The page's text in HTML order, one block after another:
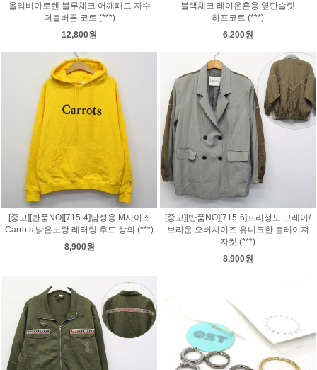
올리비아로렌 블루체크 어깨패드 자수
더블버튼 코트 (***)
12,800원
블랙체크 레이온혼용 옆단슬릿
하프코트 (***)
6,200원
[중고][반품NO][715-4]남성용 M사이즈
Carrots 밝은노랑 레터링 후드 상의 (***)
8,900원
[중고][반품NO][715-6]프리정도 그레이/
브라운 오버사이즈 유니크한 블레이져
자켓 (***)
8,900원